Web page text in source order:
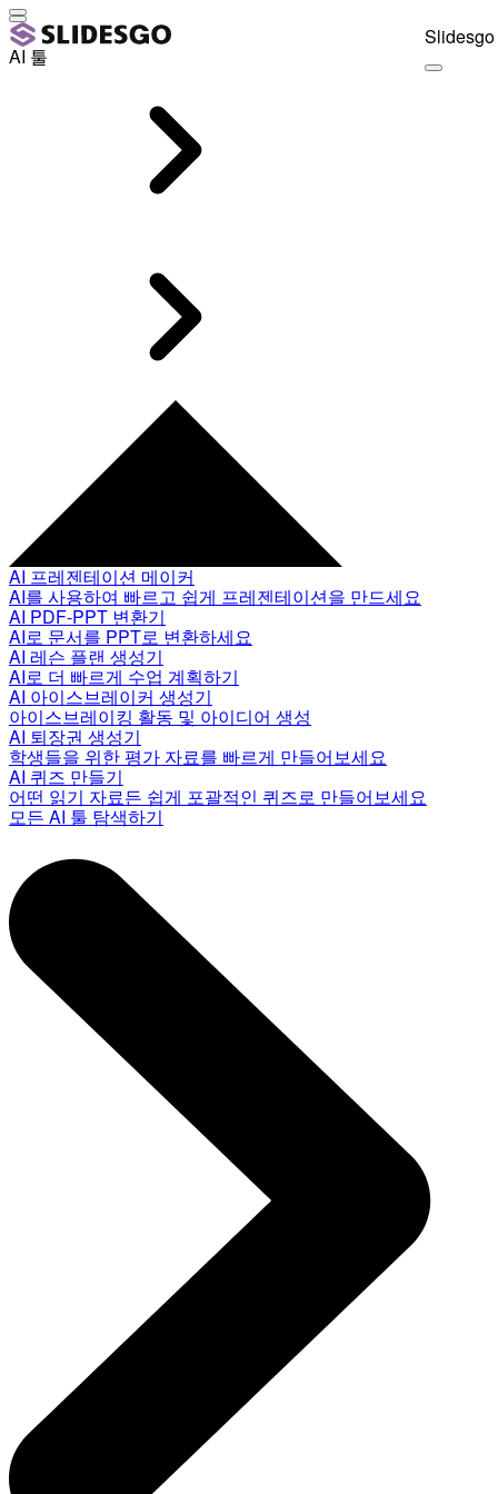
AI 툴
AI 프레젠테이션 메이커
AI를 사용하여 빠르고 쉽게 프레젠테이션을 만드세요
AI PDF-PPT 변환기
AI로 문서를 PPT로 변환하세요
AI 레슨 플랜 생성기
AI로 더 빠르게 수업 계획하기
AI 아이스브레이커 생성기
아이스브레이킹 활동 및 아이디어 생성
AI 퇴장권 생성기
학생들을 위한 평가 자료를 빠르게 만들어보세요
AI 퀴즈 만들기
어떤 읽기 자료든 쉽게 포괄적인 퀴즈로 만들어보세요
모든 AI 툴 탐색하기